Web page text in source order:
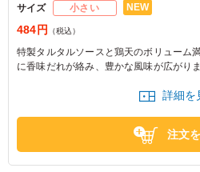
サイズ 小さい NEW
484円 （税込）
特製タルタルソースと鶏天のボリューム
に香味だれが絡み、豊かな風味が広がり
してはお問い合わせください。
詳細を
注文